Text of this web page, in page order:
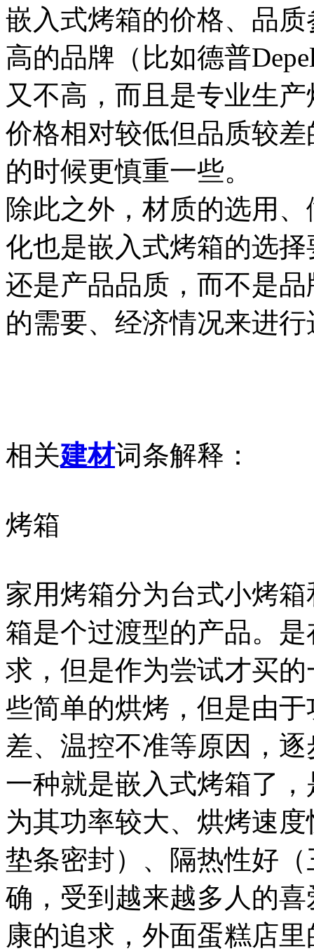
嵌入式烤箱的价格、品
高的品牌（比如德普
又不高，而且是专业生
价格相对较低但品质较
的时候更慎重一些。
除此之外，材质的选用
化也是嵌入式烤箱的选
还是产品品质，而不是
的需要、经济情况来进
相关建材词条解释：
烤箱
家用烤箱分为台式小烤
箱是个过渡型的产品。
求，但是作为尝试才买
些简单的烘烤，但是由
差、温控不准等原因，
一种就是嵌入式烤箱了
为其功率较大、烘烤速
垫条密封）、隔热性好
确，受到越来越多人的
康的追求，外面蛋糕店